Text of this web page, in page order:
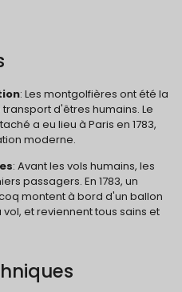
: Les montgolfières ont été la
d'êtres humains. Le
a eu lieu à Paris en 1783,
moderne.
: Avant les vols humains, les
passagers. En 1783, un
montent à bord d'un ballon
et reviennent tous sains et